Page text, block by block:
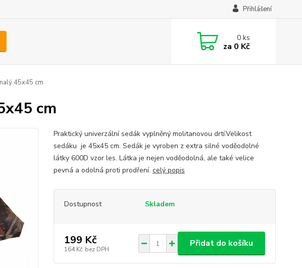
Přihlášení
0ks
za 0 Kč
45x45 cm
cm
Praktický univerzální sedák vyplněný molitanovou drtí.Velikost
sedáku je 45x45 cm. Sedák je vyroben z extra silné voděodolné
látky 600D vzor les. Látka je nejen voděodolná, ale také velice
pevná a odolná proti prodření. celý popis
Dostupnost Skladem
199 Kč
164 Kč bez DPH
Přidat do košíku